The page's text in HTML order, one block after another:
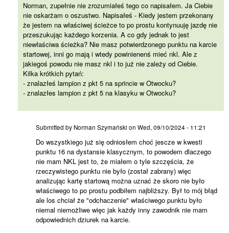
Norman, zupełnie nie zrozumiałeś tego co napisałem. Ja Ciebie
nie oskarżam o oszustwo. Napisałeś - Kiedy jestem przekonany
że jestem na właściwej ścieżce to po prostu kontynuuję jazdę nie
przeszukując każdego korzenia. A co gdy jednak to jest
niewłaściwa ścieżka? Nie masz potwierdzonego punktu na karcie
startowej, inni go mają i wtedy powinienenś mieć nkl. Ale z
jakiegoś powodu nie masz nkl i to już nie zależy od Ciebie.
Kilka krótkich pytań:
- znalazłeś lampion z pkt 5 na sprincie w Otwocku?
- znalazłes lampion z pkt 5 na klasyku w Otwocku?
Do wszystkiego już się
Submitted byNorman Szymański on Wed, 09/10/2024 - 11:21
Do wszystkiego już się odniosłem choć jescze w kwesti
punktu 16 na dystansie klasycznym, to powodem dlaczego
nie mam NKL jest to, że miałem o tyle szczęścia, że
rzeczywistego punktu nie było (został zabrany) więc
analizując kartę startową można uznać że skoro nie było
właściwego to po prostu podbiłem najbliższy. Był to mój błąd
ale los chciał że "odchaczenie" właściwego punktu było
niemal niemożliwe więc jak każdy inny zawodnik nie mam
odpowiednich dziurek na karcie.